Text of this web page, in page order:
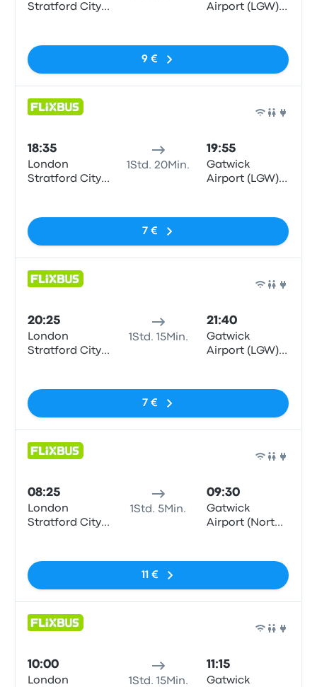
Stratford City
Airport (LGW)
9 €
18:35
London
Stratford City
1Std. 20Min.
19:55
Gatwick
Airport (LGW)
7 €
20:25
London
Stratford City
1Std. 15Min.
21:40
Gatwick
Airport (LGW)
7 €
08:25
London
Stratford City
1Std. 5Min.
09:30
Gatwick
Airport (North
11 €
10:00
London 1Std. 15Min.
11:15
Gatwick